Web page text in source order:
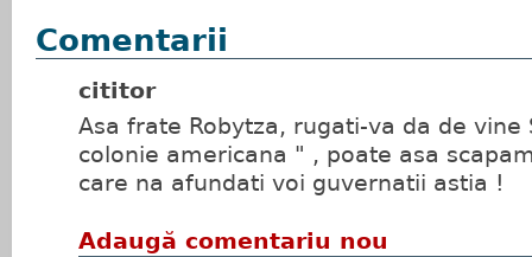
Comentarii
cititor
Asa frate Robytza, rugati-va da de vine
colonie americana " , poate asa
care na afundati voi guvernatii astia !
Adaugă comentariu nou